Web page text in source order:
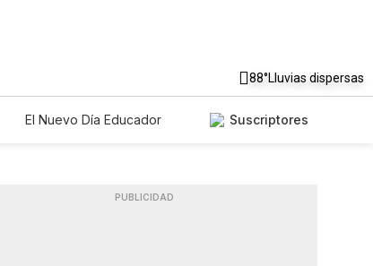
88°Lluvias dispersas
El Nuevo Día Educador
Suscriptores
PUBLICIDAD